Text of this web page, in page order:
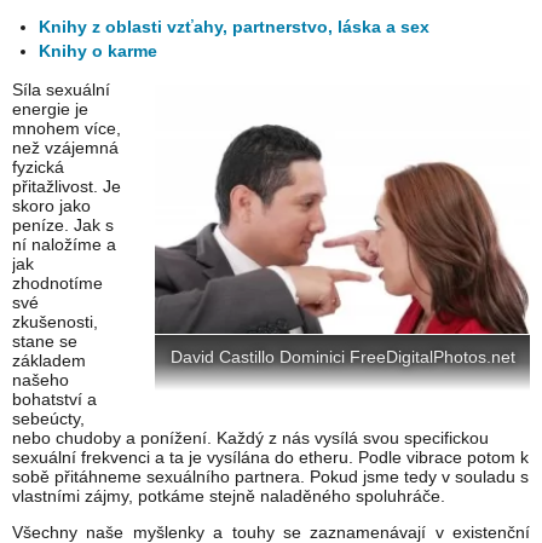
Knihy z oblasti vzťahy, partnerstvo, láska a sex
Knihy o karme
David Castillo Dominici FreeDigitalPhotos.net
Síla sexuální
energie je
mnohem více,
než vzájemná
fyzická
přitažlivost. Je
skoro jako
peníze. Jak s
ní naložíme a
jak
zhodnotíme
své
zkušenosti,
stane se
základem
našeho
bohatství a
sebeúcty,
nebo chudoby a ponížení. Každý z nás vysílá svou specifickou
sexuální frekvenci a ta je vysílána do etheru. Podle vibrace potom k
sobě přitáhneme sexuálního partnera. Pokud jsme tedy v souladu s
vlastními zájmy, potkáme stejně naladěného spoluhráče.
Všechny naše myšlenky a touhy se zaznamenávají v existenční